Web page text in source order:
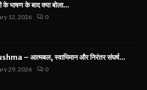
के भाषण के बाद क्या बोला...
12, 2026 0
– आत्मबल, स्वाभिमान और निरंतर संघर्ष...
29, 2026 0